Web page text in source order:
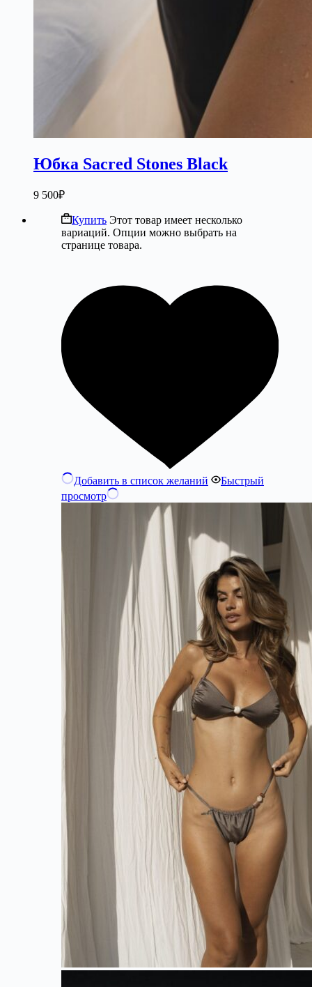
Юбка Sacred Stones Black
9 500₽
Купить Этот товар имеет несколько
вариаций. Опции можно выбрать на
странице товара.
Добавить в список желаний
Быстрый
просмотр